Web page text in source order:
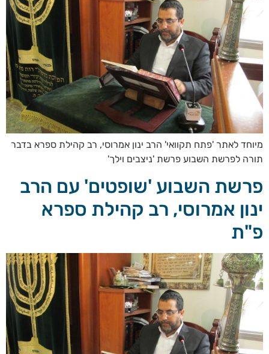
מיוחד לאתר 'פתח תקוואי' הרב ינון אמרוסי, רב קהילת ספרא בדבר
תורה לפרשת השבוע פרשת 'ניצבים וילך'
פרשת השבוע 'שופטים' עם הרב
ינון אמרוסי, רב קהילת ספרא
פ"ת